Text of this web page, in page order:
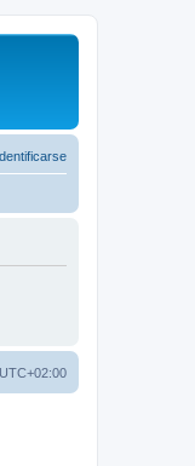
UTC+02:00